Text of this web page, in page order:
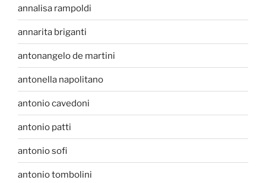
annalisa rampoldi
annarita briganti
antonangelo de martini
antonella napolitano
antonio cavedoni
antonio patti
antonio sofi
antonio tombolini